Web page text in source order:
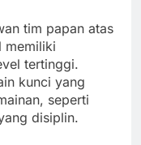
tim papan atas
memiliki
tertinggi.
kunci yang
seperti
disiplin.